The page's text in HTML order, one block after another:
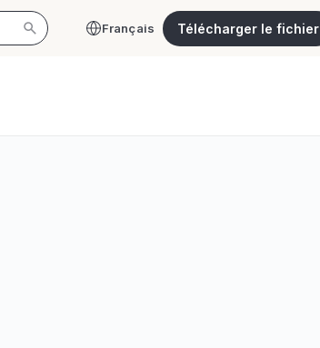
Français Télécharger le fichier